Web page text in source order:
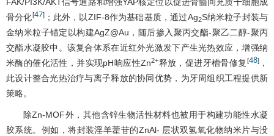
骨分化[47]；此外，以ZIF-8作为基础基质，通过Ag2S纳米粒子封装与
金纳米粒子锚定以构建AgZ@Au，随后掺入聚丙交酯-聚乙二醇-聚丙
交酯水凝胶中。该复合体系在近红外光激发下产生光热效应，增强纳
米酶的催化活性，并实现pH响应性Zn2+释放，促进牙槽骨修复 [48]，
此设计整合光热治疗与离子释放的协同优势，为牙周组织工程提供新
策略。
除Zn-MOF外，其他含锌生物活性材料也被用于构建功能性水凝
胶系统。例如，将封装淫羊藿苷的ZnAl- 层状双氢氧化物纳米片与没